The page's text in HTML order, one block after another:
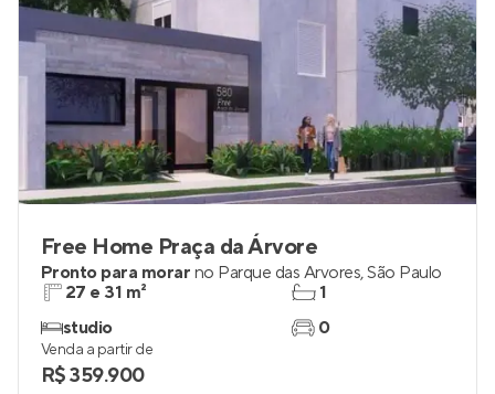
Free Home Praça da Árvore
Pronto para morar no Parque das Árvores,São Paulo
27 e 31 m²
studio
1
0
Venda a partir de
R$ 359.900